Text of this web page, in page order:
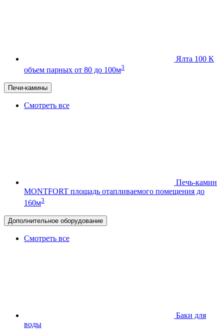
Ялта 100 К
объем парных от 80 до 100м3
Печи-камины
Смотреть все
Печь-камин
MONTFORT площадь отапливаемого помещения до
160м3
Дополнительное оборудование
Смотреть все
Баки для
воды